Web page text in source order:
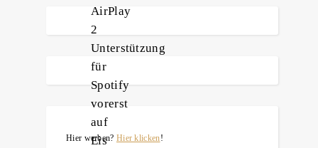
AirPlay
2
Unterstützung
für
Spotify
vorerst
auf
Eis
Hier werben? Hier klicken!